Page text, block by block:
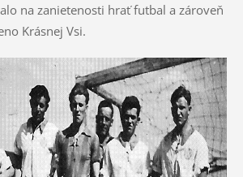
na zanietenosti hrať futbal a zároveň
Krásnej Vsi.